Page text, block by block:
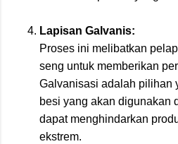
Lapisan Galvanis:
Proses ini melibatkan
seng untuk memberikan
Galvanisasi adalah pilihan
besi yang akan digunakan
dapat menghindarkan
ekstrem.